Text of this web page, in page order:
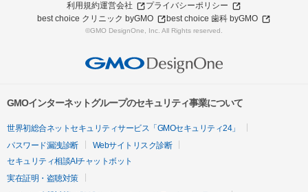
利用規約運営会社
プライバシーポリシー
best choice クリニック byGMO
best choice 歯科 byGMO
©GMO DesignOne, Inc. All Rights reserved.
GMOインターネットグループのセキュリティ事業について
世界初総合ネットセキュリティサービス「GMOセキュリティ24」
パスワード漏洩診断
Webサイトリスク診断
セキュリティ相談AIチャットボット
実在証明・盗聴対策